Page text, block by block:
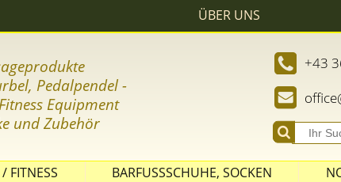
ÜBER UNS
+43
Pedalpendel -
Equipment
und Zubehör
FITNESS BARFUSSSCHUHE, SOCKEN